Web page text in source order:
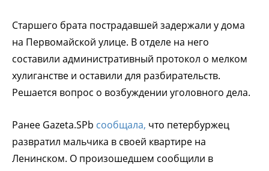
Старшего брата пострадавшей задержали у дома
на Первомайской улице. В отделе на него
составили административный протокол о мелком
хулиганстве и оставили для разбирательств.
Решается вопрос о возбуждении уголовного дела.
Ранее Gazeta.SPb сообщала, что петербуржец
развратил мальчика в своей квартире на
Ленинском. О произошедшем сообщили в